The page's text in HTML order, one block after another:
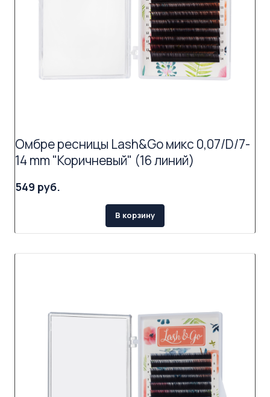
Омбре ресницы Lash&Go микс 0,07/D/7-
14 mm "Коричневый" (16 линий)
549 руб.
В корзину